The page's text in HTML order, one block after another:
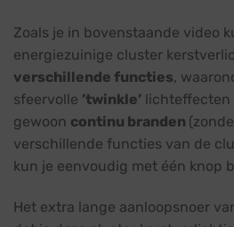
Zoals je in bovenstaande video
energiezuinige cluster
verschillende functies,
sfeervolle ’twinkle’ lichteffecten
gewoon continu branden
verschillende functies van de
kun je eenvoudig met één knop
Het extra lange aanloopsnoer